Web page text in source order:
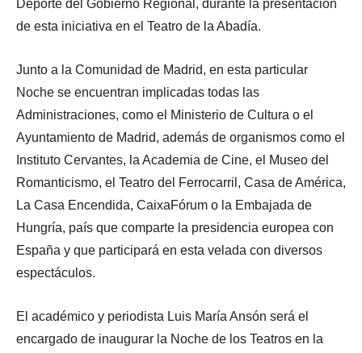
Deporte del Gobierno Regional, durante la presentación
de esta iniciativa en el Teatro de la Abadía.
Junto a la Comunidad de Madrid, en esta particular
Noche se encuentran implicadas todas las
Administraciones, como el Ministerio de Cultura o el
Ayuntamiento de Madrid, además de organismos como el
Instituto Cervantes, la Academia de Cine, el Museo del
Romanticismo, el Teatro del Ferrocarril, Casa de América,
La Casa Encendida, CaixaFórum o la Embajada de
Hungría, país que comparte la presidencia europea con
España y que participará en esta velada con diversos
espectáculos.
El académico y periodista Luis María Ansón será el
encargado de inaugurar la Noche de los Teatros en la